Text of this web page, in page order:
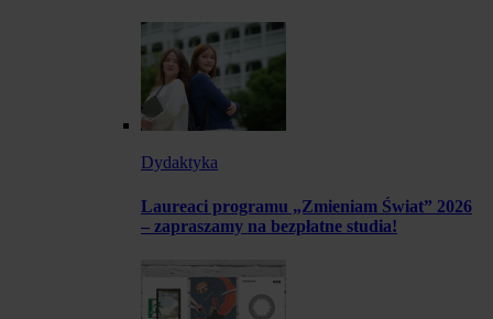
Dydaktyka
Laureaci programu „Zmieniam Świat” 2026
– zapraszamy na bezpłatne studia!